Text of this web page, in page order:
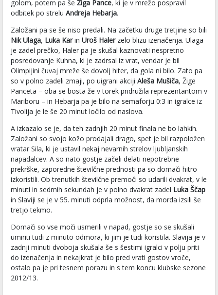
golom, potem pa še Žiga Pance, ki je v mrežo pospravil
odbitek po strelu Andreja Hebarja.
Založani pa se še niso predali. Na začetku druge tretjine so bili
Nik Ulaga, Luka Karin Uroš Halerzelo blizu izenačenja. Ulaga
je zadel prečko, Haler pa je skušal kaznovati nespretno
posredovanje Kuhna, ki je zadrsal iz vrat, vendar je bil
Olimpijini čuvaj mreže še dovolj hiter, da gola ni bilo. Zato pa
so v polno zadeli zmaji, po uigrani akciji Aleša Mušiča, Žige
Panceta – oba se bosta že v torek pridružila reprezentantom v
Mariboru – in Hebarja pa je bilo na semaforju 0:3 in igralce iz
Tivolija je le še 20 minut ločilo od naslova.
A izkazalo se je, da teh zadnjih 20 minut finala ne bo lahkih.
Založani so svojo kožo prodajali drago, spet je bil razpoložen
vratar Sila, ki je ustavil nekaj nevarnih strelov ljubljanskih
napadalcev. A so nato gostje začeli delati nepotrebne
prekrške, zaporedne številčne prednosti pa so domači hitro
izkoristili. Ob trenutkih številčne premoči so udarili dvakrat, v le
minuti in sedmih sekundah je v polno dvakrat zadel Luka Ščap
in Slaviji se je v 55. minuti odprla možnost, da morda izsili še
tretjo tekmo.
Domači so vse moči usmerili v napad, gostje so se skušali
umiriti tudi z minuto odmora, ki jim je tudi koristila. Slavija je v
zadnji minuti dvoboja skušala še s šestimi igralci v polju priti
do izenačenja in nekajkrat je bilo pred vrati gostov vroče,
ostalo pa je pri tesnem porazu in s tem koncu klubske sezone
2012/13.